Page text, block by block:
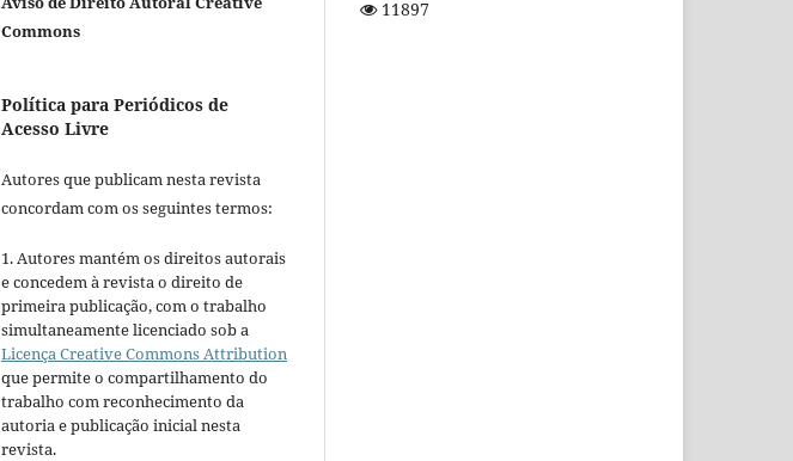
Commons
Política para Periódicos de
Acesso Livre
Autores que publicam nesta revista
concordam com os seguintes termos:
1. Autores mantém os direitos autorais
e concedem à revista o direito de
primeira publicação, com o trabalho
simultaneamente licenciado sob a
Licença Creative Commons Attribution
que permite o compartilhamento do
trabalho com reconhecimento da
autoria e publicação inicial nesta
revista.
11897